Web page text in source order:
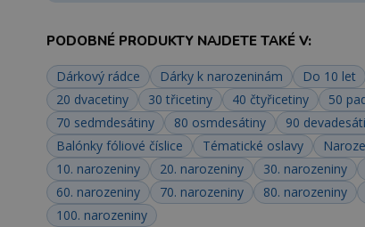
PODOBNÉ PRODUKTY NAJDETE TAKÉ V:
Dárkový rádce Dárky k narozeninám Do 10 let
20 dvacetiny
30 třicetiny 40 čtyřicetiny 50
70 sedmdesátiny
80 osmdesátiny 90
Balónky fóliové číslice
Tématické oslavy
10. narozeniny
20. narozeniny 30. narozeniny
60. narozeniny
70. narozeniny 80. narozeniny
100. narozeniny